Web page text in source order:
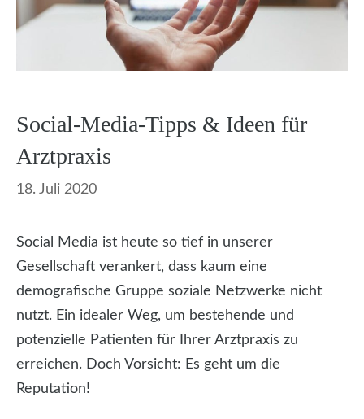
Social-Media-Tipps & Ideen für
Arztpraxis
18. Juli 2020
Social Media ist heute so tief in unserer
Gesellschaft verankert, dass kaum eine
demografische Gruppe soziale Netzwerke nicht
nutzt. Ein idealer Weg, um bestehende und
potenzielle Patienten für Ihrer Arztpraxis zu
erreichen. Doch Vorsicht: Es geht um die
Reputation!